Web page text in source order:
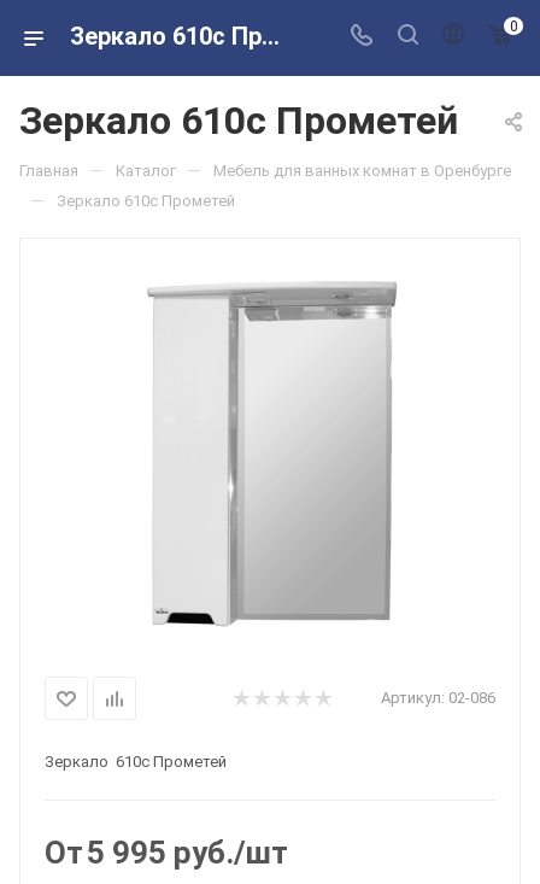
Зеркало 610с Прометей в розничных магазинах Сантехторг 0
Зеркало 610с Прометей
Главная — Каталог — Мебель для ванных комнат в Оренбурге
— Зеркало 610с Прометей
Артикул: 02-086
Зеркало 610с Прометей
От5 995 руб./шт